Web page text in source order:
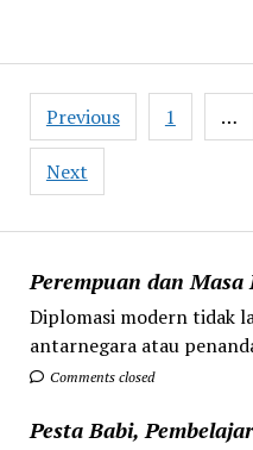
Perempuan dan Masa
Diplomasi modern tidak
antarnegara atau
Comments closed
Pesta Babi,
Posts
pagination
Previous 1 …
Next